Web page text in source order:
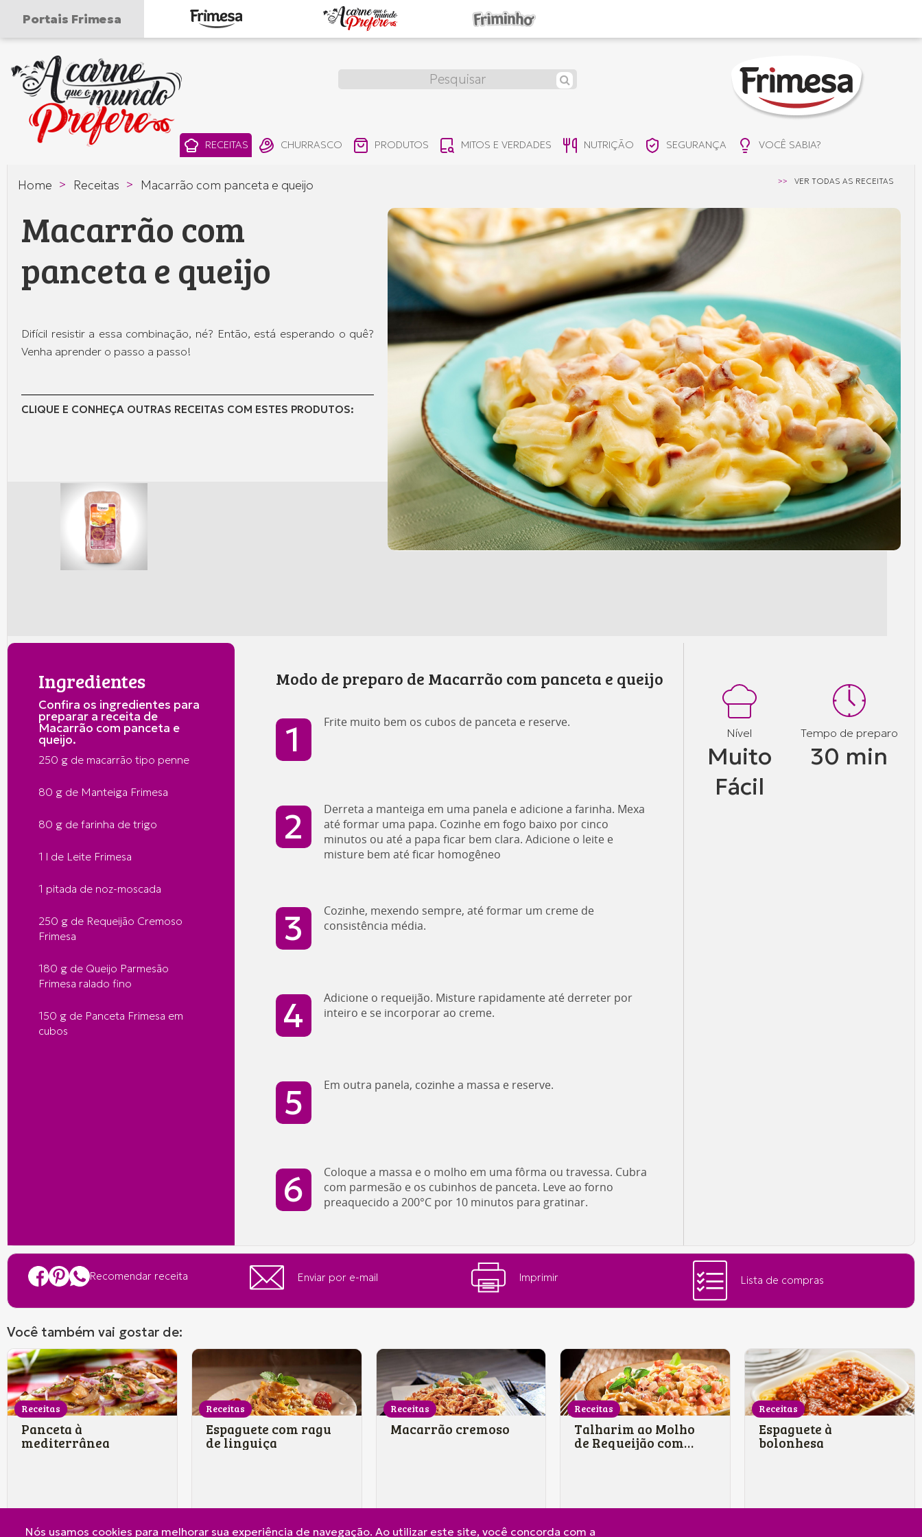
Portais Frimesa
A
carne
que
mundo
prefere
Frimesa
RECEITAS CHURRASCO PRODUTOS MITOS E VERDADES NUTRIÇÃO SEGURANÇA VOCÊ SABIA?
Home > Receitas > Macarrão com panceta e queijo >> VER TODAS AS RECEITAS
Macarrão com
panceta e queijo
Difícil resistir a essa combinação, né? Então, está esperando o quê?
Venha aprender o passo a passo!
CLIQUE E CONHEÇA OUTRAS RECEITAS COM ESTES PRODUTOS:
Ingredientes
Confira os ingredientes para
preparar a receita de
Macarrão com panceta e
queijo.
250 g de macarrão tipo penne
80 g de Manteiga Frimesa
80 g de farinha de trigo
1 l de Leite Frimesa
1 pitada de noz-moscada
250 g de Requeijão Cremoso
Frimesa
180 g de Queijo Parmesão
Frimesa ralado fino
150 g de Panceta Frimesa em
cubos
Modo de preparo de Macarrão com panceta e queijo
Frite muito bem os cubos de panceta e reserve.
Derreta a manteiga em uma panela e adicione a farinha. Mexa
até formar uma papa. Cozinhe em fogo baixo por cinco
minutos ou até a papa ficar bem clara. Adicione o leite e
misture bem até ficar homogêneo
Cozinhe, mexendo sempre, até formar um creme de
consistência média.
Adicione o requeijão. Misture rapidamente até derreter por
inteiro e se incorporar ao creme.
Em outra panela, cozinhe a massa e reserve.
Coloque a massa e o molho em uma fôrma ou travessa. Cubra
com parmesão e os cubinhos de panceta. Leve ao forno
preaquecido a 200°C por 10 minutos para gratinar.
Nível
Muito
Fácil
Tempo de preparo
30 min
Recomendar receita Enviar por e-mail Imprimir Lista de compras
Você também vai gostar de:
Receitas
Panceta à
mediterrânea
Receitas
Espaguete com ragu
de linguiça
Receitas
Macarrão cremoso
Receitas
Talharim ao Molho
de Requeijão com
Receitas
Espaguete à
bolonhesa
Nós usamos cookies para melhorar sua experiência de navegação. Ao utilizar este site, você concorda com a